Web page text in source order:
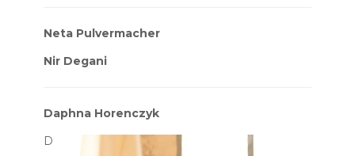
Neta Pulvermacher
Nir Degani
Daphna Horenczyk
D